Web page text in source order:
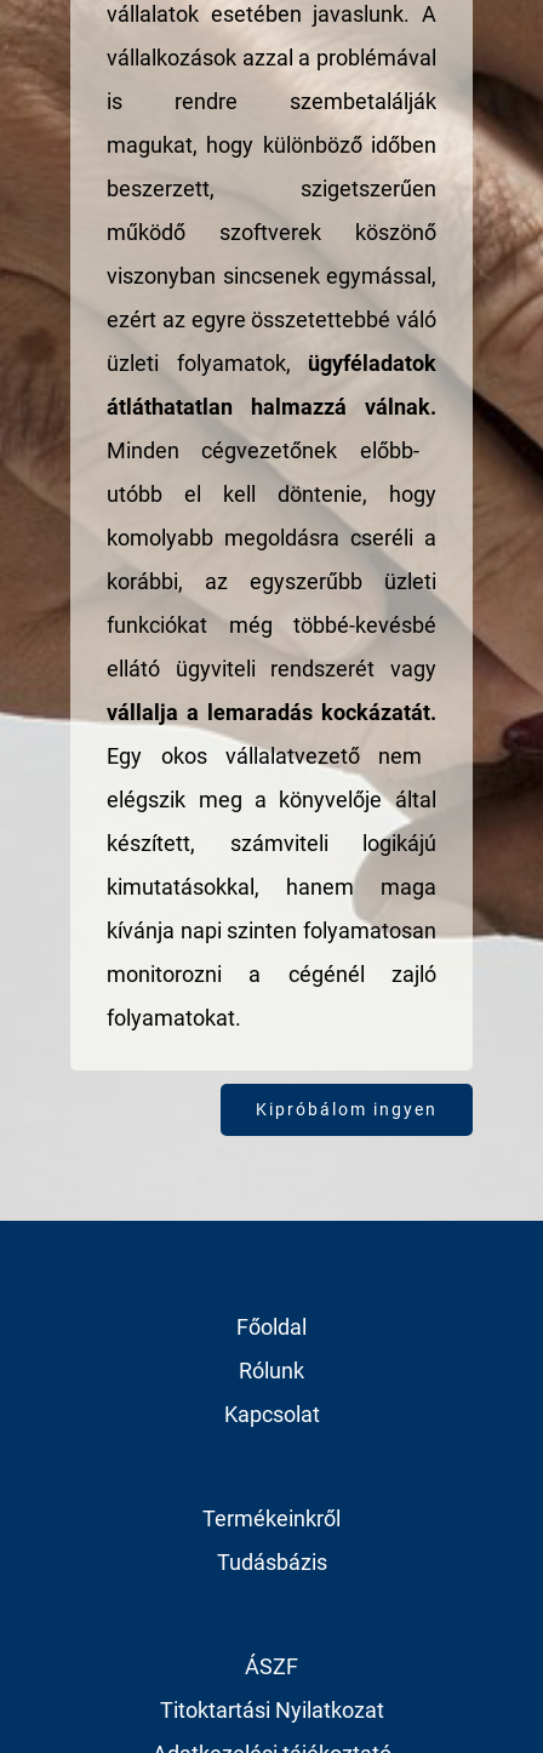
vállalatok esetében javaslunk. A
vállalkozások azzal a problémával
is rendre szembetalálják
magukat, hogy különböző időben
beszerzett, szigetszerűen
működő szoftverek köszönő
viszonyban sincsenek egymással,
ezért az egyre összetettebbé váló
üzleti folyamatok, ügyféladatok
átláthatatlan halmazzá válnak.
Minden cégvezetőnek előbb-
utóbb el kell döntenie, hogy
komolyabb megoldásra cseréli a
korábbi, az egyszerűbb üzleti
funkciókat még többé-kevésbé
ellátó ügyviteli rendszerét vagy
vállalja a lemaradás kockázatát.
Egy okos vállalatvezető nem
elégszik meg a könyvelője által
készített, számviteli logikájú
kimutatásokkal, hanem maga
kívánja napi szinten folyamatosan
monitorozni a cégénél zajló
folyamatokat.
Kipróbálom ingyen
Főoldal
Rólunk
Kapcsolat
Termékeinkről
Tudásbázis
ÁSZF
Titoktartási Nyilatkozat